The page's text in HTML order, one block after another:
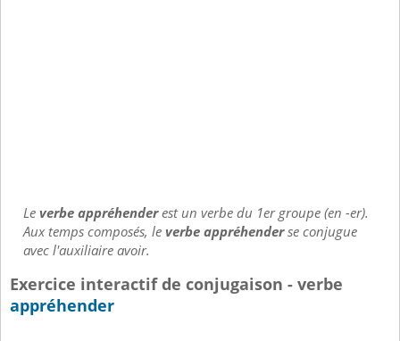
Leverbe appréhenderest un verbe du 1er groupe (en -er).
Aux temps composés, leverbe appréhenderse conjugue
avec l'auxiliaire avoir.
Exercice interactif de conjugaison - verbe
appréhender